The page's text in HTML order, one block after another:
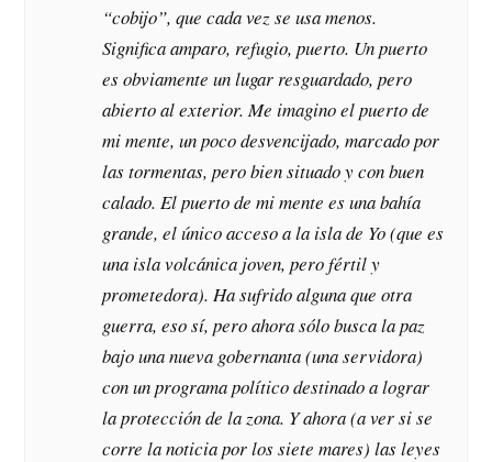
“cobijo”, que cada vez se usa menos.
Significa amparo, refugio, puerto. Un puerto
es obviamente un lugar resguardado, pero
abierto al exterior. Me imagino el puerto de
mi mente, un poco desvencijado, marcado por
las tormentas, pero bien situado y con buen
calado. El puerto de mi mente es una bahía
grande, el único acceso a la isla de Yo (que es
una isla volcánica joven, pero fértil y
prometedora). Ha sufrido alguna que otra
guerra, eso sí, pero ahora sólo busca la paz
bajo una nueva gobernanta (una servidora)
con un programa político destinado a lograr
la protección de la zona. Y ahora (a ver si se
corre la noticia por los siete mares) las leyes